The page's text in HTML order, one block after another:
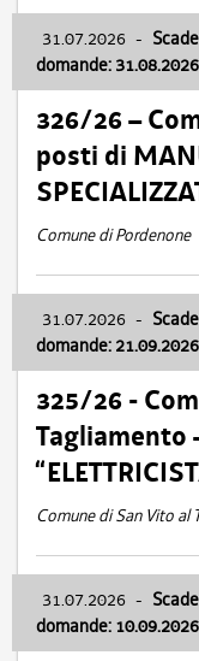
31.07.2026 -
domande:
326/26 –
posti di
Comune di Pordenone
31.07.2026 -
domande:
325/26 -
Tagliamento
Comune di San Vito al
31.07.2026 -
domande: